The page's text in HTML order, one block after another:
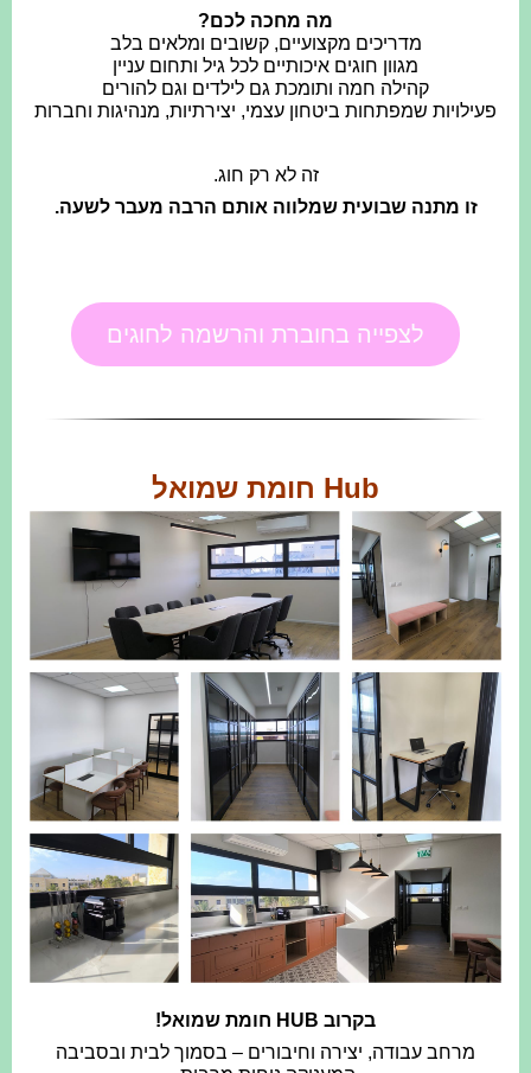
מה מחכה לכם?
מדריכים מקצועיים, קשובים ומלאים בלב
מגוון חוגים איכותיים לכל גיל ותחום עניין
קהילה חמה ותומכת גם לילדים וגם להורים
פעילויות שמפתחות ביטחון עצמי, יצירתיות, מנהיגות וחברות
זה לא רק חוג.
זו מתנה שבועית שמלווה אותם הרבה מעבר לשעה.
לצפייה בחוברת והרשמה לחוגים
Hub חומת שמואל
בקרוב HUB חומת שמואל!
מרחב עבודה, יצירה וחיבורים – בסמוך לבית ובסביבה